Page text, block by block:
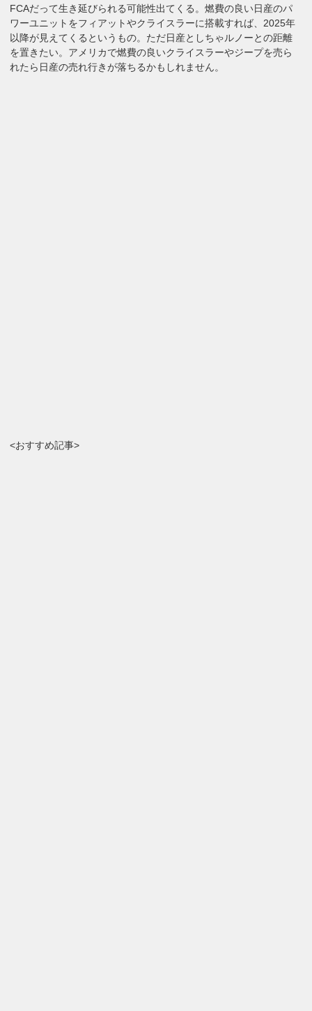
FCAだって生き延びられる可能性出てくる。燃費の良い日産のパ
ワーユニットをフィアットやクライスラーに搭載すれば、2025年
以降が見えてくるというもの。ただ日産としちゃルノーとの距離
を置きたい。アメリカで燃費の良いクライスラーやジープを売ら
れたら日産の売れ行きが落ちるかもしれません。
<おすすめ記事>